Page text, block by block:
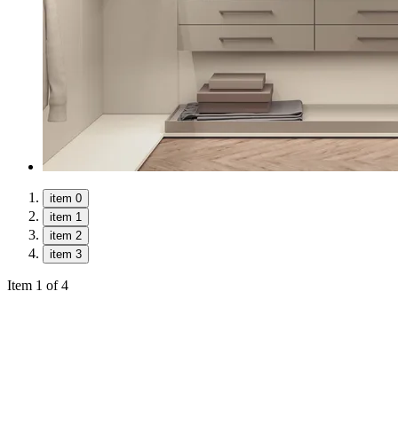
item 0
item 1
item 2
item 3
Item 1 of 4